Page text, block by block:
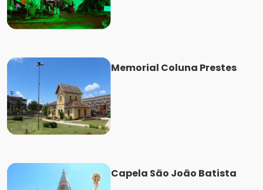
Memorial Coluna Prestes
Capela São João Batista